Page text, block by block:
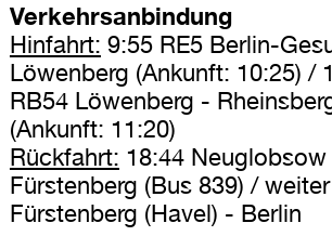
Verkehrsanbindung
Hinfahrt: 9:55 RE5 Berlin-
Löwenberg (Ankunft: 10:25) /
RB54 Löwenberg -
(Ankunft: 11:20)
Rückfahrt: 18:44 Neuglobsow
Fürstenberg (Bus 839) /
Fürstenberg (Havel) - Berlin